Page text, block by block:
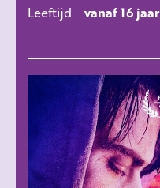
Leeftijd
vanaf 16 jaar